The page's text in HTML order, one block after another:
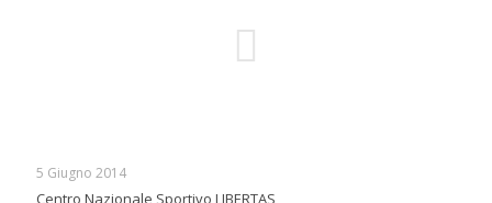
5 Giugno 2014
Centro Nazionale Sportivo LIBERTAS